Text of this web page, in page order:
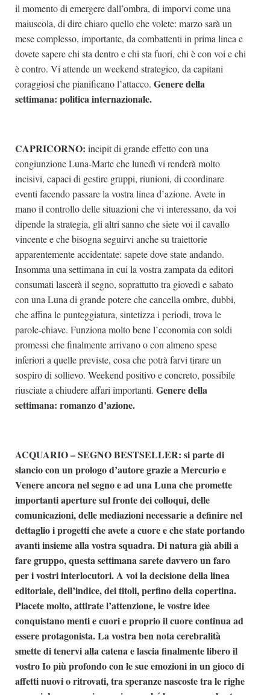
il momento di emergere dall’ombra, di imporvi come una
maiuscola, di dire chiaro quello che volete: marzo sarà un
mese complesso, importante, da combattenti in prima linea e
dovete sapere chi sta dentro e chi sta fuori, chi è con voi e chi
è contro. Vi attende un weekend strategico, da capitani
coraggiosi che pianificano l’attacco. Genere della
settimana: politica internazionale.
CAPRICORNO: incipit di grande effetto con una
congiunzione Luna-Marte che lunedì vi renderà molto
incisivi, capaci di gestire gruppi, riunioni, di coordinare
eventi facendo passare la vostra linea d’azione. Avete in
mano il controllo delle situazioni che vi interessano, da voi
dipende la strategia, gli altri sanno che siete voi il cavallo
vincente e che bisogna seguirvi anche su traiettorie
apparentemente accidentate: sapete dove state andando.
Insomma una settimana in cui la vostra zampata da editori
consumati lascerà il segno, soprattutto tra giovedì e sabato
con una Luna di grande potere che cancella ombre, dubbi,
che affina le punteggiatura, sintetizza i periodi, trova le
parole-chiave. Funziona molto bene l’economia con soldi
promessi che finalmente arrivano o con almeno spese
inferiori a quelle previste, cosa che potrà farvi tirare un
sospiro di sollievo. Weekend positivo e concreto, possibile
riusciate a chiudere affari importanti. Genere della
settimana: romanzo d’azione.
ACQUARIO – SEGNO BESTSELLER: si parte di
slancio con un prologo d’autore grazie a Mercurio e
Venere ancora nel segno e ad una Luna che promette
importanti aperture sul fronte dei colloqui, delle
comunicazioni, delle mediazioni necessarie a definire nel
dettaglio i progetti che avete a cuore e che state portando
avanti insieme alla vostra squadra. Di natura già abili a
fare gruppo, questa settimana sarete davvero un faro
per i vostri interlocutori. A voi la decisione della linea
editoriale, dell’indice, dei titoli, perfino della copertina.
Piacete molto, attirate l’attenzione, le vostre idee
conquistano menti e cuori e proprio il cuore continua ad
essere protagonista. La vostra ben nota cerebralità
smette di tenervi alla catena e lascia finalmente libero il
vostro Io più profondo con le sue emozioni in un gioco di
affetti nuovi o ritrovati, tra speranze nascoste tra le righe